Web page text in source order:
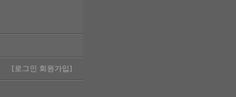
[로그인 회원가입]